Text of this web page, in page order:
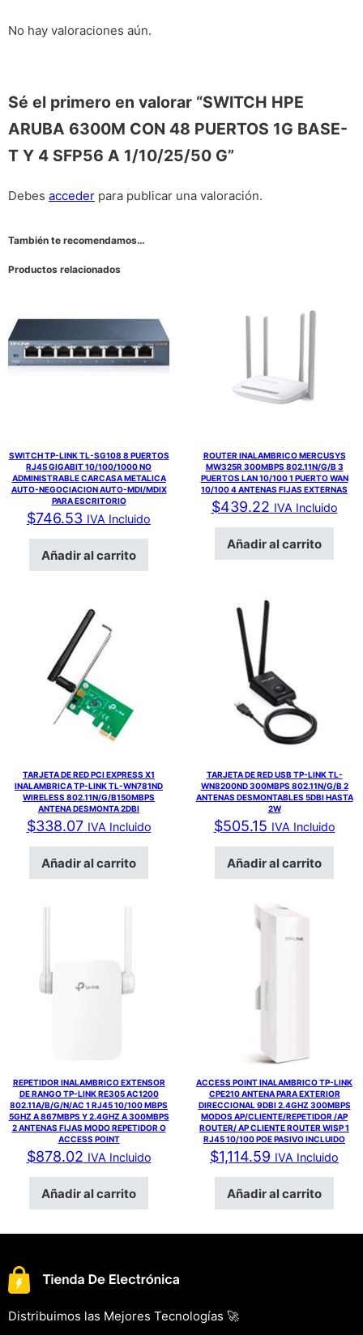
No hay valoraciones aún.
Sé el primero en valorar “SWITCH HPE
ARUBA 6300M CON 48 PUERTOS 1G BASE-
T Y 4 SFP56 A 1/10/25/50 G”
Debes acceder para publicar una valoración.
También te recomendamos…
Productos relacionados
SWITCH TP-LINK TL-SG108 8 PUERTOS
RJ45 GIGABIT 10/100/1000 NO
ADMINISTRABLE CARCASA METALICA
AUTO-NEGOCIACION AUTO-MDI/MDIX
PARA ESCRITORIO
$746.53 IVA Incluido
Añadir al carrito
ROUTER INALAMBRICO MERCUSYS
MW325R 300MBPS 802.11N/G/B 3
PUERTOS LAN 10/100 1 PUERTO WAN
10/100 4 ANTENAS FIJAS EXTERNAS
$439.22 IVA Incluido
Añadir al carrito
TARJETA DE RED PCI EXPRESS X1
INALAMBRICA TP-LINK TL-WN781ND
WIRELESS 802.11N/G/B150MBPS
ANTENA DESMONTA 2DBI
$338.07 IVA Incluido
Añadir al carrito
TARJETA DE RED USB TP-LINK TL-
WN8200ND 300MBPS 802.11N/G/B 2
ANTENAS DESMONTABLES 5DBI HASTA
2W
$505.15 IVA Incluido
Añadir al carrito
REPETIDOR INALAMBRICO EXTENSOR
DE RANGO TP-LINK RE305 AC1200
802.11A/B/G/N/AC 1 RJ45 10/100 MBPS
5GHZ A 867MBPS Y 2.4GHZ A 300MBPS
2 ANTENAS FIJAS MODO REPETIDOR O
ACCESS POINT
$878.02 IVA Incluido
Añadir al carrito
ACCESS POINT INALAMBRICO TP-LINK
CPE210 ANTENA PARA EXTERIOR
DIRECCIONAL 9DBI 2.4GHZ 300MBPS
MODOS AP/CLIENTE/REPETIDOR /AP
ROUTER/ AP CLIENTE ROUTER WISP 1
RJ45 10/100 POE PASIVO INCLUIDO
$1,114.59 IVA Incluido
Añadir al carrito
Distribuimos las Mejores Tecnologías 🚀